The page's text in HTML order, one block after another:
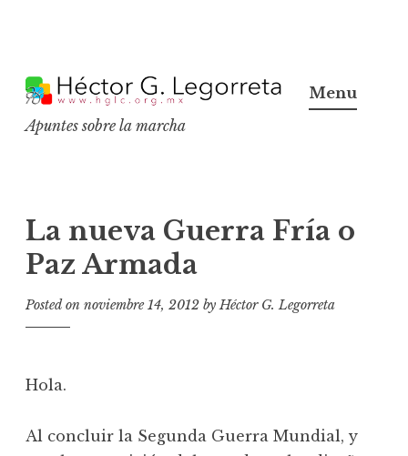
k
p
c
o
n
Apuntes sobre la marcha
Menu
La nueva Guerra Fría o
Paz Armada
Posted on noviembre 14, 2012 byHéctor G. Legorreta
Hola.
Al concluir la Segunda Guerra Mundial, y